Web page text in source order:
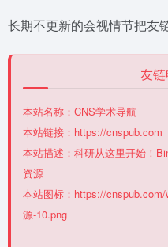
长期不更新的会视情节把友
友
本站名称：CNS学术导航
本站链接：https://cnspub.com
本站描述：科研从这里开始！
资源
本站图标：https://
源-10.png